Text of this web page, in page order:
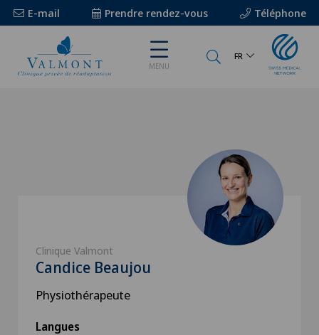
E-mail Prendre rendez-vous Téléphone
MENU
FR
Clinique Valmont
Candice Beaujou
Physiothérapeute
Langues